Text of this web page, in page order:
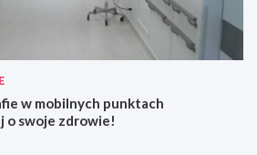
w mobilnych punktach
o swoje zdrowie!